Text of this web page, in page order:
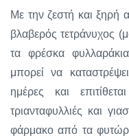
Με την ζεστή και ξηρή
βλαβερός τετράνυχος
τα φρέσκα
μπορεί να
ημέρες και
τριανταφυλλιές και
φάρμακο από τα